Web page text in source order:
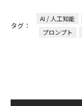
タグ：
AI / 人工知能
プロンプト